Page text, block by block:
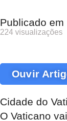
Publicado em
224 visualizações
Ouvir
Cidade do
O Vaticano